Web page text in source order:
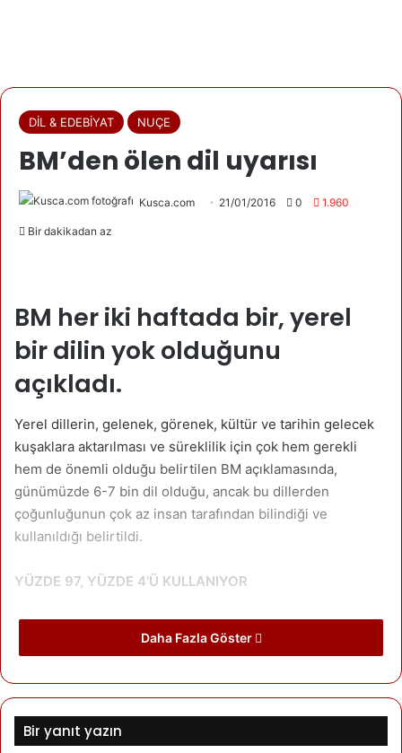
DİL & EDEBİYAT NUÇE
BM’den ölen dil uyarısı
Kusca.com 21/01/2016 0 1.960
Bir dakikadan az
BM her iki haftada bir, yerel
bir dilin yok olduğunu
açıkladı.
Yerel dillerin, gelenek, görenek, kültür ve tarihin gelecek
kuşaklara aktarılması ve süreklilik için çok hem gerekli
hem de önemli olduğu belirtilen BM açıklamasında,
günümüzde 6-7 bin dil olduğu, ancak bu dillerden
çoğunluğunun çok az insan tarafından bilindiği ve
kullanıldığı belirtildi.
YÜZDE 97, YÜZDE 4’Ü KULLANIYOR
Dünyada başta İngilizce olmak üzere az sayıda bazı dillerin
öteki dillerin egemenliğinde yok olduğu vurgulanan
yerel bir dilin kaybolduğuna dikkat çekildi.
Daha Fazla Göster
Bir yanıt yazın